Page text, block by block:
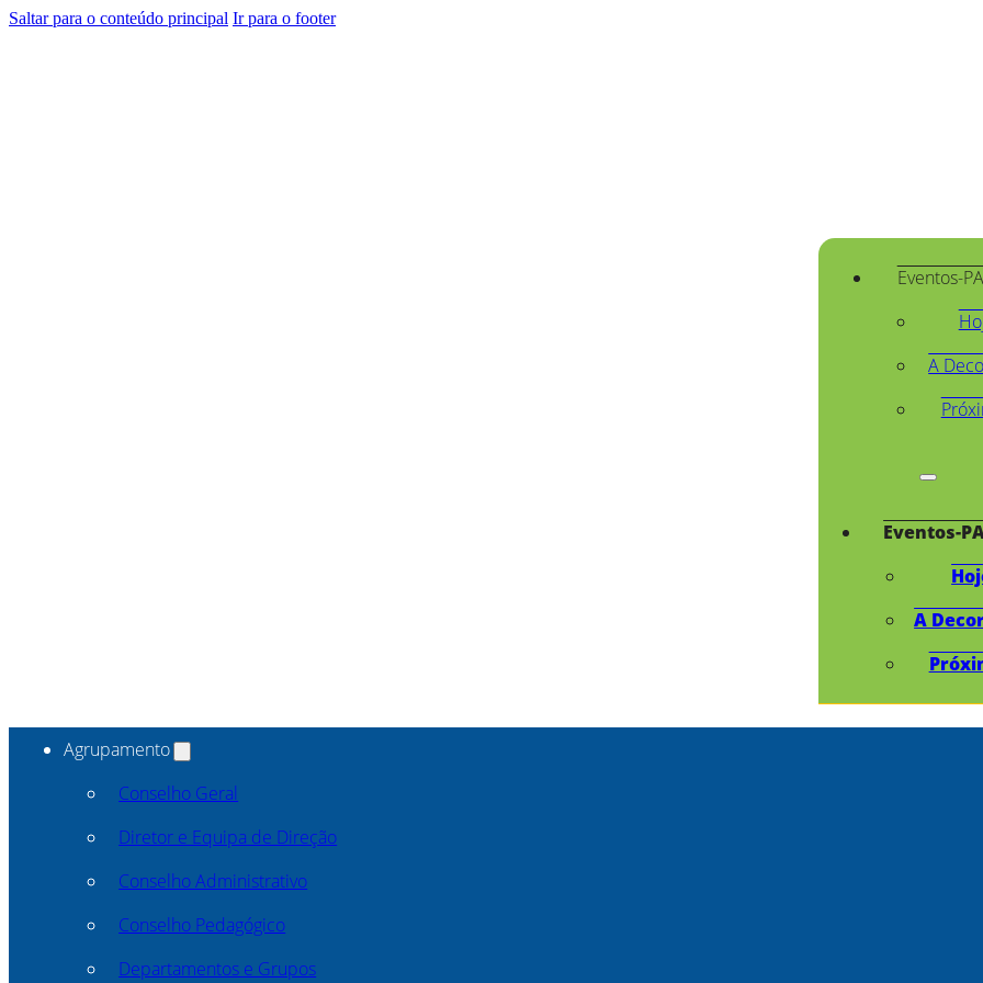
Saltar para o conteúdo principal Ir para o footer
Eventos-
A
Eventos-
A
Agrupamento
Conselho Geral
Diretor e Equipa de Direção
Conselho Administrativo
Conselho Pedagógico
Departamentos e Grupos